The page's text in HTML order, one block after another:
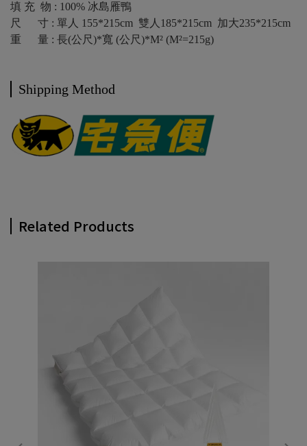
填 充 物 : 100% 冰島雁鴨
尺 寸 : 單人 155*215cm 雙人185*215cm 加大235*215cm
重 量 : 長(公尺)*寬 (公尺)*M² (M²=215g)
Shipping Method
Related Products